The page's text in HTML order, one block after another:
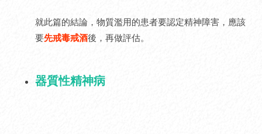
就此篇的結論，物質濫用的患者要認定精神障害，應該
要先戒毒戒酒後，再做評估。
器質性精神病